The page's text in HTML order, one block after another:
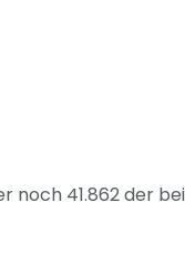
noch 41.862 der bei